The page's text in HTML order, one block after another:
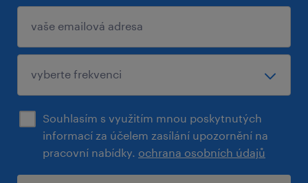
Souhlasím s využitím mnou poskytnutých
informací za účelem zasílání upozornění na
pracovní nabídky. ochrana osobních údajů